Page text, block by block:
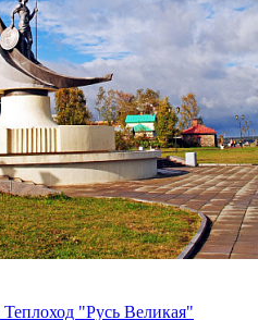
Теплоход "Русь Великая"